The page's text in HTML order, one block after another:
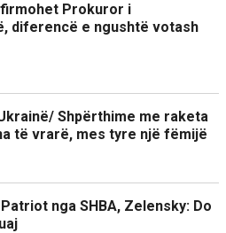
Prokuror i
diferencë e ngushtë votash
Shpërthime me raketa
të vrarë, mes tyre një fëmijë
nga SHBA, Zelensky: Do